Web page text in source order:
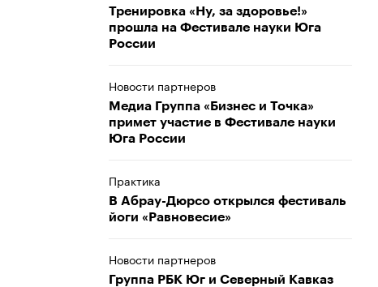
Тренировка «Ну, за здоровье!»
прошла на Фестивале науки Юга
России
Новости партнеров
Медиа Группа «Бизнес и Точка»
примет участие в Фестивале науки
Юга России
Практика
В Абрау-Дюрсо открылся фестиваль
йоги «Равновесие»
Новости партнеров
Группа РБК Юг и Северный Кавказ